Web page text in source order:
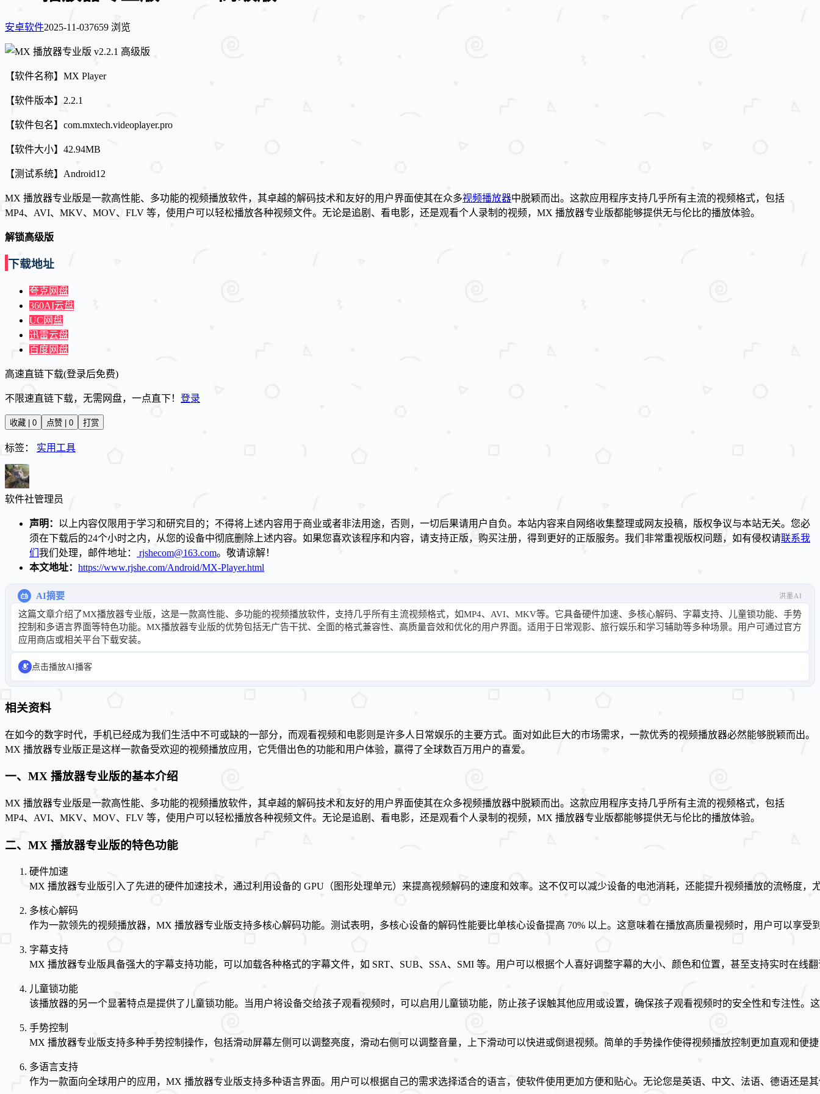
安卓软件2025-11-037659 浏览
【软件名称】MX Player
【软件版本】2.2.1
【软件包名】com.mxtech.videoplayer.pro
【软件大小】42.94MB
【测试系统】Android12
MX 播放器专业版是一款高性能、多功能的视频播放软件，其卓越的解码技术和友好的用户界面使其在众多视频播放器中脱颖而出。这款应用程序支持几乎所有主流的视频格式，包括
MP4、AVI、MKV、MOV、FLV 等，使用户可以轻松播放各种视频文件。无论是追剧、看电影，还是观看个人录制的视频，MX 播放器专业版都能够提供无与伦比的播放体验。
解锁高级版
下载地址
夸克网盘
360AI云盘
UC网盘
迅雷云盘
百度网盘
高速直链下载(登录后免费)
不限速直链下载，无需网盘，一点直下！ 登录
收藏 | 0 点赞 | 0 打赏
标签： 实用工具
软件社管理员
声明： 以上内容仅限用于学习和研究目的；不得将上述内容用于商业或者非法用途，否则，一切后果请用户自负。本站内容来自网络收集整理或网友投稿，版权争议与本站无关。您必
须在下载后的24个小时之内，从您的设备中彻底删除上述内容。如果您喜欢该程序和内容，请支持正版，购买注册，得到更好的正版服务。我们非常重视版权问题，如有侵权请联系我
们 我们处理，邮件地址： rjshecom@163.com。敬请谅解！
本文地址： https://www.rjshe.com/Android/MX-Player.html
AI摘要 洪墨AI
这篇文章介绍了MX播放器专业版，这是一款高性能、多功能的视频播放软件，支持几乎所有主流视频格式，如MP4、AVI、MKV等。它具备硬件加速、多核心解码、字幕支持、儿童锁功能、手势
控制和多语言界面等特色功能。MX播放器专业版的优势包括无广告干扰、全面的格式兼容性、高质量音效和优化的用户界面。适用于日常观影、旅行娱乐和学习辅助等多种场景。用户可通过官方
应用商店或相关平台下载安装。
点击播放AI播客
相关资料
在如今的数字时代，手机已经成为我们生活中不可或缺的一部分，而观看视频和电影则是许多人日常娱乐的主要方式。面对如此巨大的市场需求，一款优秀的视频播放器必然能够脱颖而出。
MX 播放器专业版正是这样一款备受欢迎的视频播放应用，它凭借出色的功能和用户体验，赢得了全球数百万用户的喜爱。
一、MX 播放器专业版的基本介绍
MX 播放器专业版是一款高性能、多功能的视频播放软件，其卓越的解码技术和友好的用户界面使其在众多视频播放器中脱颖而出。这款应用程序支持几乎所有主流的视频格式，包括
MP4、AVI、MKV、MOV、FLV 等，使用户可以轻松播放各种视频文件。无论是追剧、看电影，还是观看个人录制的视频，MX 播放器专业版都能够提供无与伦比的播放体验。
二、MX 播放器专业版的特色功能
硬件加速
MX 播放器专业版引入了先进的硬件加速技术，通过利用设备的 GPU（图形处理单元）来提高视频解码的速度和效率。这不仅可以减少设备的电池消耗，还能提升视频播放的流畅度，
多核心解码
作为一款领先的视频播放器，MX 播放器专业版支持多核心解码功能。测试表明，多核心设备的解码性能要比单核心设备提高 70% 以上。这意味着在播放高质量视频时，用户可以享
字幕支持
MX 播放器专业版具备强大的字幕支持功能，可以加载各种格式的字幕文件，如 SRT、SUB、SSA、SMI 等。用户可以根据个人喜好调整字幕的大小、颜色和位置，甚至支持实时在线
儿童锁功能
该播放器的另一个显著特点是提供了儿童锁功能。当用户将设备交给孩子观看视频时，可以启用儿童锁功能，防止孩子误触其他应用或设置，确保孩子观看视频时的安全性和专注性。
手势控制
MX 播放器专业版支持多种手势控制操作，包括滑动屏幕左侧可以调整亮度，滑动右侧可以调整音量，上下滑动可以快进或倒退视频。简单的手势操作使得视频播放控制更加直观和便
多语言支持
作为一款面向全球用户的应用，MX 播放器专业版支持多种语言界面。用户可以根据自己的需求选择适合的语言，使软件使用更加方便和贴心。无论您是英语、中文、法语、德语还是